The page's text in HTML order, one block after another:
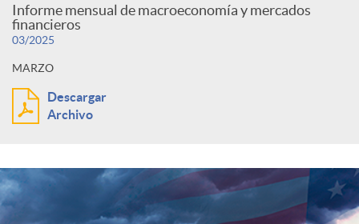
Informe mensual de macroeconomía y mercados
financieros
03/2025
MARZO
Descargar
Archivo